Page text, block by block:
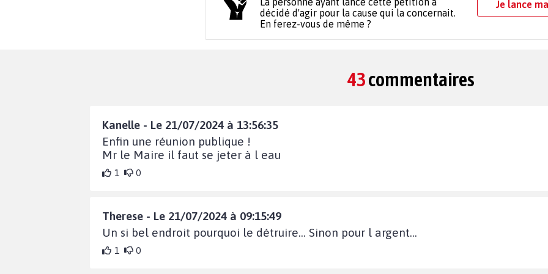
décidé d'agir pour la cause qui la concernait.
En ferez-vous de même ?
Je lance
43commentaires
Kanelle - Le 21/07/2024 à 13:56:35
Enfin une réunion publique !
Mr le Maire il faut se jeter à l eau
1 0
Therese - Le 21/07/2024 à 09:15:49
Un si bel endroit pourquoi le détruire... Sinon pour l argent...
1 0